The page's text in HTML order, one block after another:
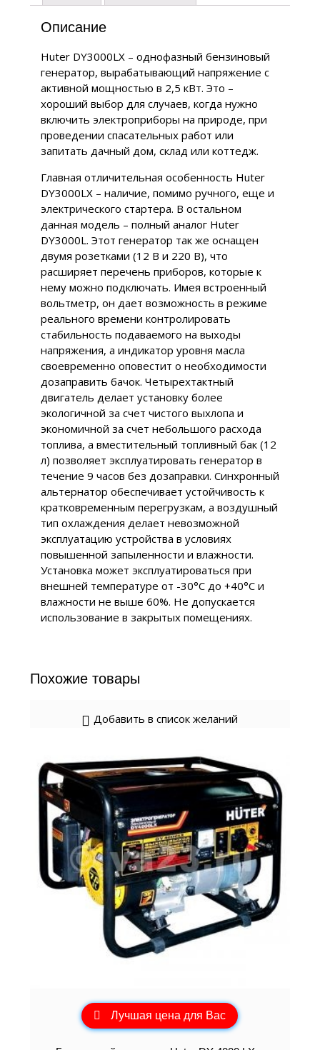
Описание
Huter DY3000LX – однофазный бензиновый
генератор, вырабатывающий напряжение с
активной мощностью в 2,5 кВт. Это –
хороший выбор для случаев, когда нужно
включить электроприборы на природе, при
проведении спасательных работ или
запитать дачный дом, склад или коттедж.
Главная отличительная особенность Huter
DY3000LX – наличие, помимо ручного, еще и
электрического стартера. В остальном
данная модель – полный аналог Huter
DY3000L. Этот генератор так же оснащен
двумя розетками (12 В и 220 В), что
расширяет перечень приборов, которые к
нему можно подключать. Имея встроенный
вольтметр, он дает возможность в режиме
реального времени контролировать
стабильность подаваемого на выходы
напряжения, а индикатор уровня масла
своевременно оповестит о необходимости
дозаправить бачок. Четырехтактный
двигатель делает установку более
экологичной за счет чистого выхлопа и
экономичной за счет небольшого расхода
топлива, а вместительный топливный бак (12
л) позволяет эксплуатировать генератор в
течение 9 часов без дозаправки. Синхронный
альтернатор обеспечивает устойчивость к
кратковременным перегрузкам, а воздушный
тип охлаждения делает невозможной
эксплуатацию устройства в условиях
повышенной запыленности и влажности.
Установка может эксплуатироваться при
внешней температуре от -30°С до +40°С и
влажности не выше 60%. Не допускается
использование в закрытых помещениях.
Похожие товары
Добавить в список желаний
Лучшая цена для Вас